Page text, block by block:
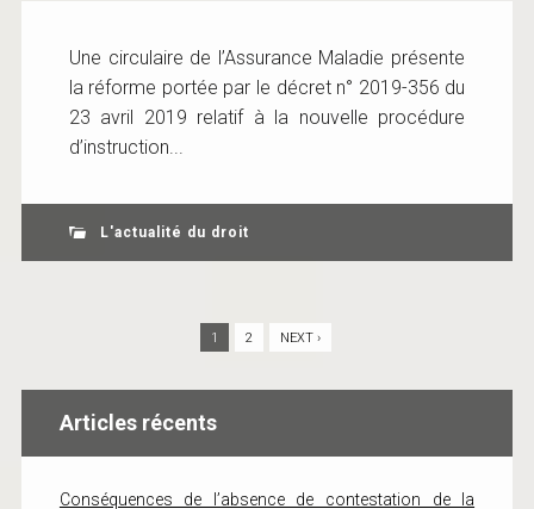
Une circulaire de l’Assurance Maladie présente
la réforme portée par le décret n° 2019-356 du
23 avril 2019 relatif à la nouvelle procédure
d’instruction...
L'actualité du droit
1 2 NEXT ›
Articles récents
Conséquences de l’absence de contestation de la